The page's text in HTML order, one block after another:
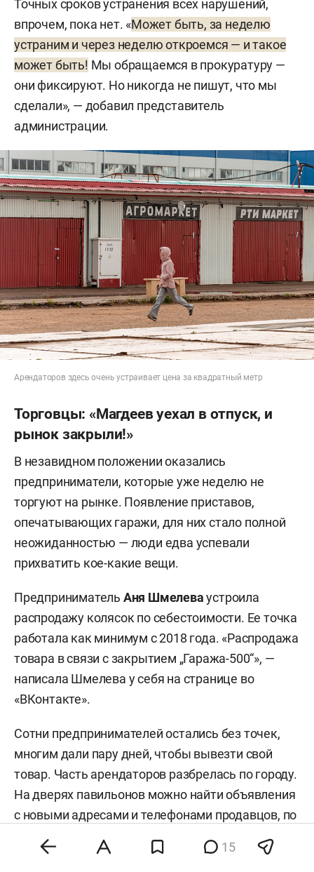
Точных сроков устранения всех нарушений,
впрочем, пока нет. «Может быть, за неделю
устраним и через неделю откроемся — и такое
может быть! Мы обращаемся в прокуратуру —
они фиксируют. Но никогда не пишут, что мы
сделали», — добавил представитель
администрации.
Арендаторов здесь очень устраивает цена за квадратный метр
Торговцы: «Магдеев уехал в отпуск, и
рынок закрыли!»
В незавидном положении оказались
предприниматели, которые уже неделю не
торгуют на рынке. Появление приставов,
опечатывающих гаражи, для них стало полной
неожиданностью — люди едва успевали
прихватить кое-какие вещи.
Предприниматель Аня Шмелеваустроила
распродажу колясок по себестоимости. Ее точка
работала как минимум с 2018 года. «Распродажа
товара в связи с закрытием „Гаража-500“», —
написала Шмелева у себя на странице во
«ВКонтакте».
Сотни предпринимателей остались без точек,
многим дали пару дней, чтобы вывезти свой
товар. Часть арендаторов разбрелась по городу.
На дверях павильонов можно найти объявления
с новыми адресами и телефонами продавцов, по
которым можно связаться для заказа. Многие
надеются, что рынок еще откроют.
15